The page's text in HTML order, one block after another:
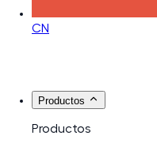
CN
Productos
Productos